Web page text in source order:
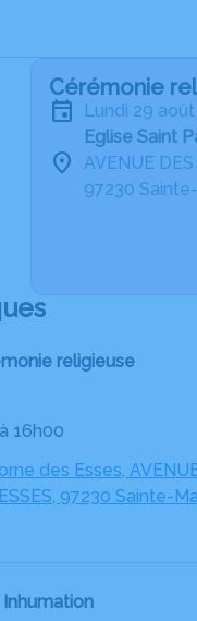
Cérémonie
lundi 29
Eglise Saint
AVENUE
97230
religieuse
16h00
des Esses,
97230 Sainte-
Inhumation